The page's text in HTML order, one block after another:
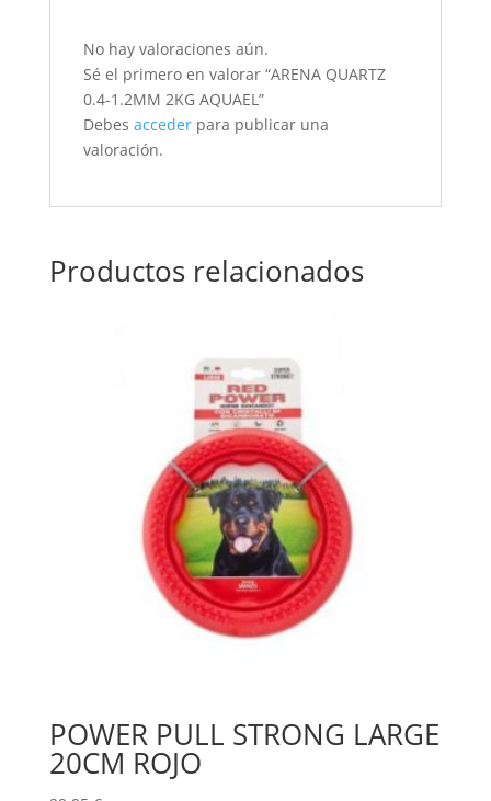
No hay valoraciones aún.
Sé el primero en valorar “ARENA QUARTZ
0.4-1.2MM 2KG AQUAEL”
Debes accederpara publicar una
valoración.
Productos relacionados
POWER PULL STRONG LARGE
20CM ROJO